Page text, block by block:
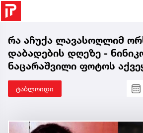
რა აჩუქა ლავასოღლიმ
დაბადების დღეზე -
ნაცარაშვილი ფოტოს
ტაბლოიდი